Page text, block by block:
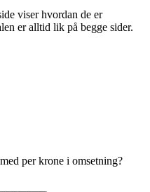
viser hvordan de er
er alltid lik på begge sider.
per krone i omsetning?